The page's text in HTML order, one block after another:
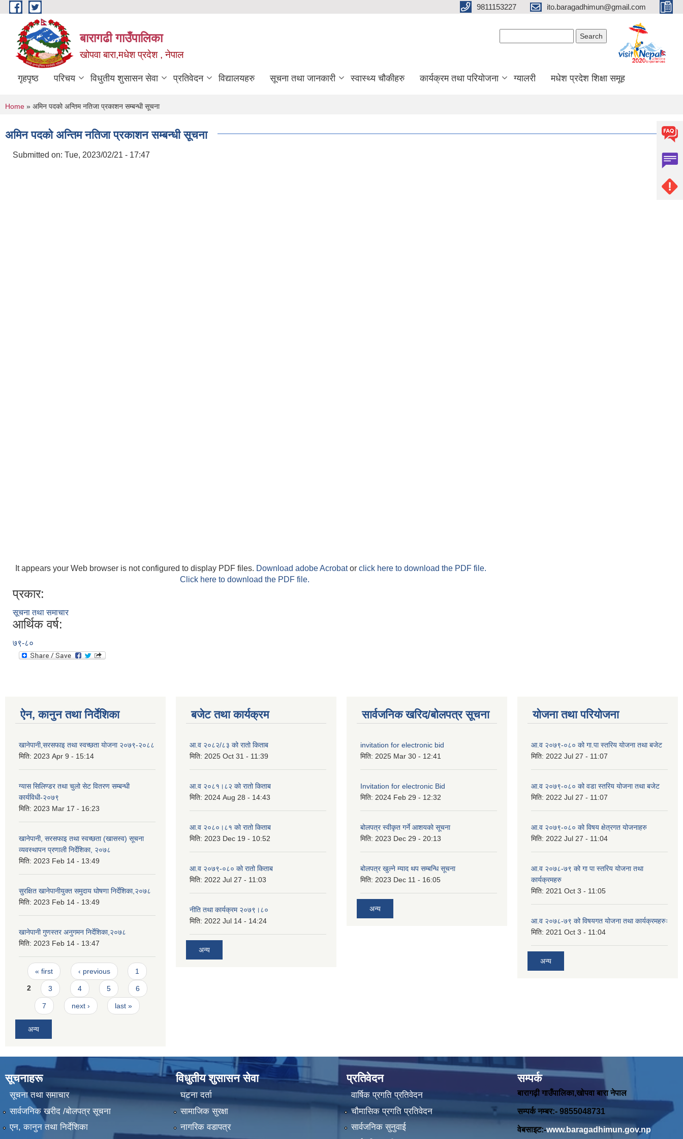
Skip to main content 9811153227 ito.baragadhimun@gmail.com
बारागढी गाउँपालिका
खोपवा बारा,मधेश प्रदेश , नेपाल
गृहपृष्ठ परिचय विधुतीय शुसासन सेवा प्रतिवेदन विद्यालयहरु सूचना तथा जानकारी स्वास्थ्य चौकीहरु कार्यक्रम तथा परियोजना ग्यालरी मधेश प्रदेश शिक्षा समूह
You are here
Home » अमिन पदको अन्तिम नतिजा प्रकाशन सम्बन्धी सूचना
अमिन पदको अन्तिम नतिजा प्रकाशन सम्बन्धी सूचना
Submitted on: Tue, 2023/02/21 - 17:47
It appears your Web browser is not configured to display PDF files. Download adobe Acrobator click here to download the PDF file.
Click here to download the PDF file.
प्रकार:
सूचना तथा समाचार
आर्थिक वर्ष:
७९-८०
ऐन, कानुन तथा निर्देशिका
खानेपानी,सरसफाइ तथा स्वच्छता याेजना २०७९-२०८८
मिति: 2023 Apr 9 - 15:14
ग्यास सिलिण्डर तथा चुलो सेट वितरण सम्बन्धी
कार्यविधी-२०७९
मिति: 2023 Mar 17 - 16:23
खानेपानी, सरसफाइ तथा स्वच्छता (खासस्व) सूचना
व्यवस्थापन प्रणाली निर्देशिका, २०७८
मिति: 2023 Feb 14 - 13:49
सुरक्षित खानेपानीयुक्त समुदाय घोषणा निर्देशिका,२०७८
मिति: 2023 Feb 14 - 13:49
खानेपानी गुणस्तर अनुगमन निर्देशिका,२०७८
मिति: 2023 Feb 14 - 13:47
Pages
« first ‹ previous 1
2 3 4 5 6
7 next › last »
अन्य
बजेट तथा कार्यक्रम
आ.व २०८२/८३ को रातो किताब
मिति: 2025 Oct 31 - 11:39
आ.व २०८१।८२ को रातो किताब
मिति: 2024 Aug 28 - 14:43
आ.व २०८०।८१ को रातो किताब
मिति: 2023 Dec 19 - 10:52
आ.व २०७९-०८० को रातो किताब
मिति: 2022 Jul 27 - 11:03
नीति तथा कार्यक्रम २०७९।८०
मिति: 2022 Jul 14 - 14:24
अन्य
सार्वजनिक खरिद/बोलपत्र सूचना
invitation for electronic bid
मिति: 2025 Mar 30 - 12:41
Invitation for electronic Bid
मिति: 2024 Feb 29 - 12:32
बोलपत्र स्वीकृत गर्ने आशयको सूचना
मिति: 2023 Dec 29 - 20:13
बोलपत्र खुल्ने म्याद थप सम्बन्धि सूचना
मिति: 2023 Dec 11 - 16:05
अन्य
योजना तथा परियोजना
आ.व २०७९-०८० को गा.पा स्तरिय योजना तथा बजेट
मिति: 2022 Jul 27 - 11:07
आ.व २०७९-०८० को वडा स्तरिय योजना तथा बजेट
मिति: 2022 Jul 27 - 11:07
आ.व २०७९-०८० को विषय क्षेत्रगत योजनाहरु
मिति: 2022 Jul 27 - 11:04
आ.व २०७८-७९ को गा पा स्तरिय योजना तथा
कार्यक्रमहरु
मिति: 2021 Oct 3 - 11:05
आ.व २०७८-७९ को विषयगत योजना तथा कार्यक्रमहरुः
मिति: 2021 Oct 3 - 11:04
अन्य
सूचनाहरू
सूचना तथा समाचार
सार्वजनिक खरीद /बोलपत्र सूचना
एन, कानुन तथा निर्देशिका
विधुतीय शुसासन सेवा
घटना दर्ता
सामाजिक सुरक्षा
नागरिक वडापत्र
प्रतिवेदन
वार्षिक प्रगति प्रतिवेदन
चौमासिक प्रगति प्रतिवेदन
सार्वजनिक सुनुवाई
सम्पर्क
बारागढ़ी गाउँपालिका,खोपवा बारा नेपाल
सम्पर्क नम्बर:- 9855048731
वेबसाइट:-www.baragadhimun.gov.np